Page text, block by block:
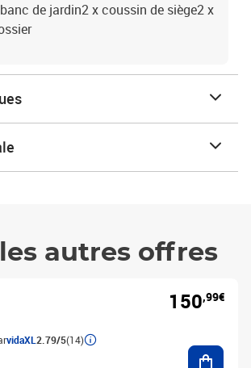
de jardin2 x coussin de siège2 x
autres offres
vidaXL 2.79/5(14)
150,99€